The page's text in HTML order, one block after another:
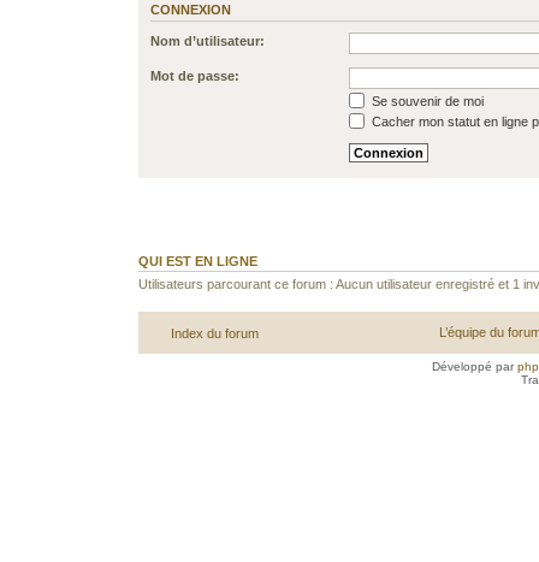
CONNEXION
Nom d’utilisateur:
Mot de passe:
Se souvenir de moi
Cacher mon statut en ligne
QUI EST EN LIGNE
Utilisateurs parcourant ce forum : Aucun utilisateur enregistré et 1
Index du forum L’équipe du
Développé par